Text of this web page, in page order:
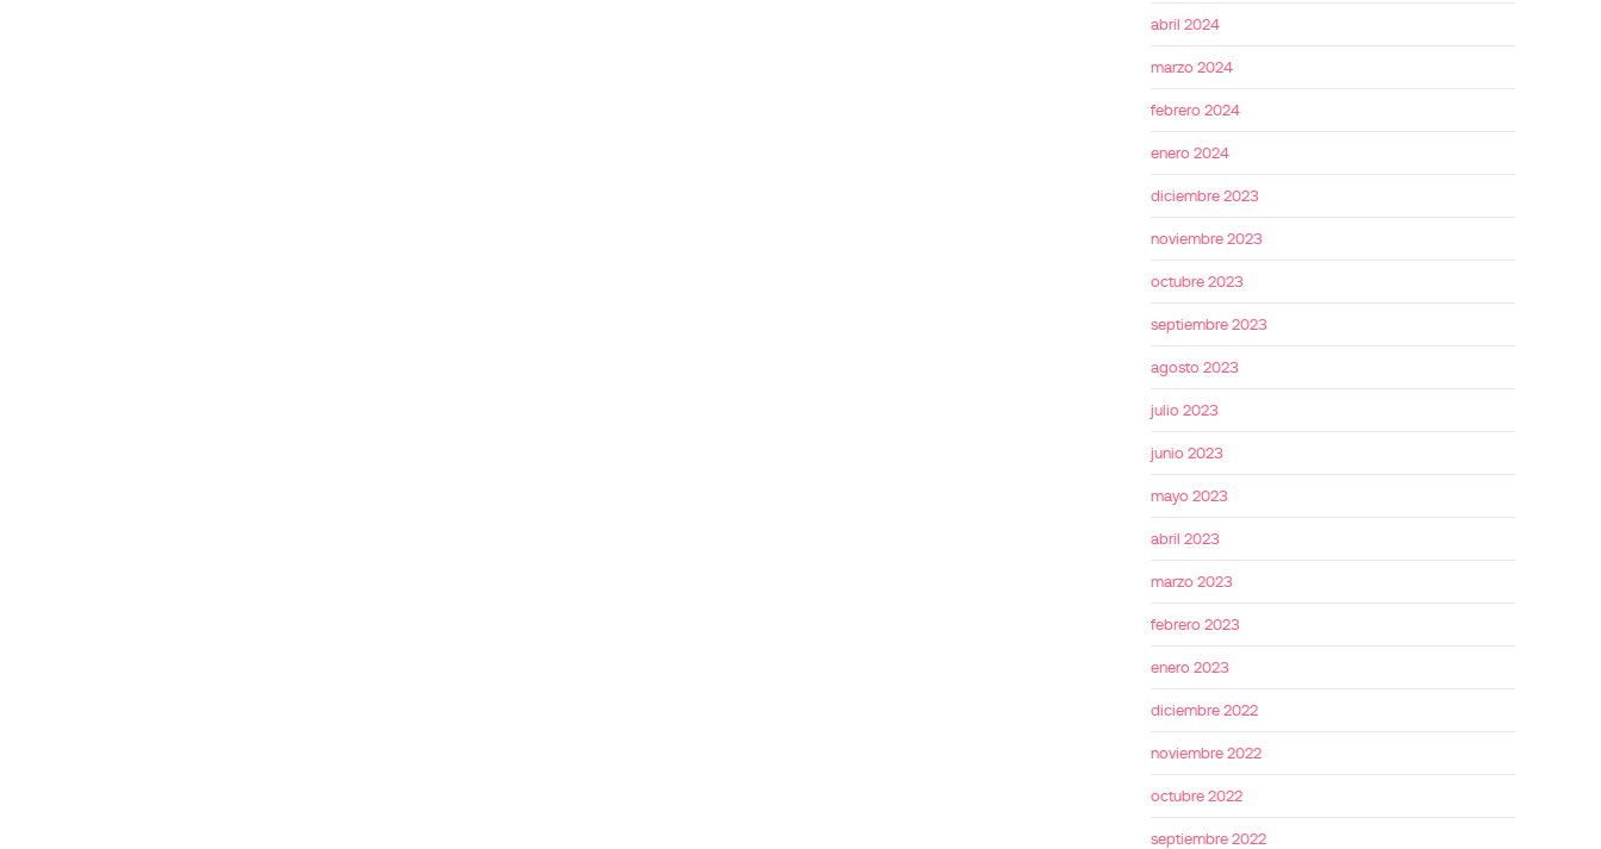
abril 2024
marzo 2024
febrero 2024
enero 2024
diciembre 2023
noviembre 2023
octubre 2023
septiembre 2023
agosto 2023
julio 2023
junio 2023
mayo 2023
abril 2023
marzo 2023
febrero 2023
enero 2023
diciembre 2022
noviembre 2022
octubre 2022
septiembre 2022